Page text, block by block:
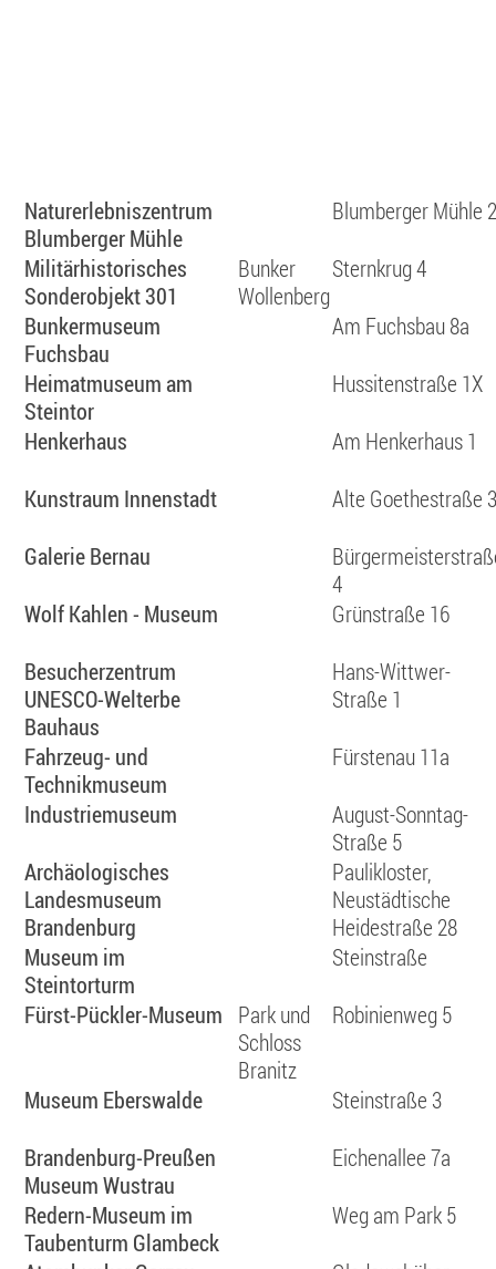
Naturerlebniszentrum
Blumberger Mühle
Blumberger Mühle 2
Militärhistorisches
Sonderobjekt 301
Bunker
Wollenberg
Sternkrug 4
Bunkermuseum
Fuchsbau
Am Fuchsbau 8a
Heimatmuseum am
Steintor
Hussitenstraße 1X
Henkerhaus
Am Henkerhaus 1
Kunstraum Innenstadt
Alte Goethestraße 3
Galerie Bernau
4
Wolf Kahlen - Museum
Grünstraße 16
Besucherzentrum
UNESCO-Welterbe
Bauhaus
Hans-Wittwer-
Straße 1
Fahrzeug- und
Technikmuseum
Fürstenau 11a
Industriemuseum
August-Sonntag-
Straße 5
Archäologisches
Landesmuseum
Brandenburg
Paulikloster,
Neustädtische
Heidestraße 28
Museum im
Steintorturm
Steinstraße
Fürst-Pückler-Museum Park und
Schloss
Branitz
Robinienweg 5
Museum Eberswalde
Steinstraße 3
Brandenburg-Preußen
Museum Wustrau
Eichenallee 7a
Redern-Museum im
Taubenturm Glambeck
Weg am Park 5